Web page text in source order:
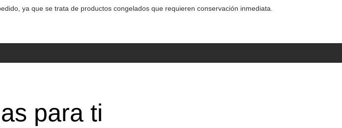
ya que se trata de productos congelados que requieren conservación inmediata.
para ti